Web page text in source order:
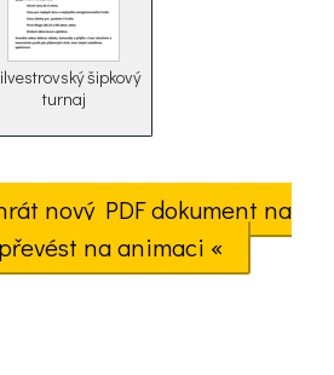
šipkový
turnaj
nový PDF dokument na
na animaci «